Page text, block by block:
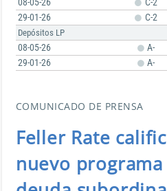
29-01-26
C-2
Depósitos LP
08-05-26 A-
29-01-26
A-
COMUNICADO DE PRENSA
Feller Rate
nuevo